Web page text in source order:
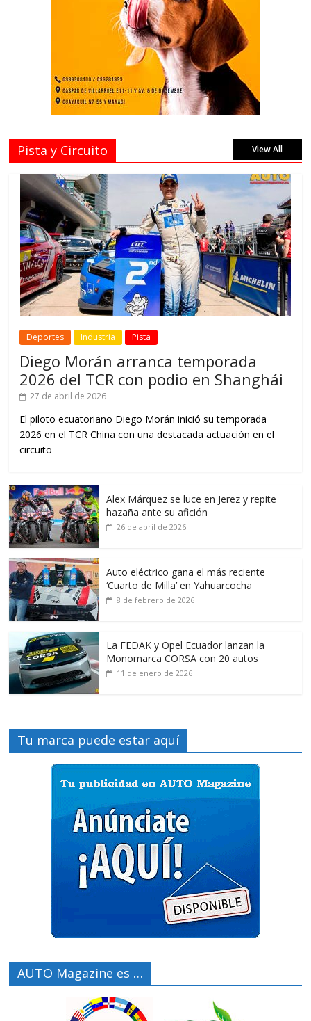
Pista y Circuito View All
Deportes Industria Pista
Diego Morán arranca temporada
2026 del TCR con podio en Shanghái
27 de abril de 2026
El piloto ecuatoriano Diego Morán inició su temporada
2026 en el TCR China con una destacada actuación en el
circuito
Alex Márquez se luce en Jerez y repite
hazaña ante su afición
26 de abril de 2026
Auto eléctrico gana el más reciente
‘Cuarto de Milla’ en Yahuarcocha
8 de febrero de 2026
La FEDAK y Opel Ecuador lanzan la
Monomarca CORSA con 20 autos
11 de enero de 2026
Tu marca puede estar aquí
AUTO Magazine es …